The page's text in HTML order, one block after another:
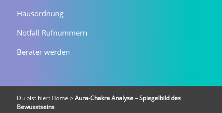
Hausordnung
Notfall Rufnummern
Berater werden
Du bist hier: Home > Aura-Chakra Analyse – Spiegelbild des
Bewusstseins